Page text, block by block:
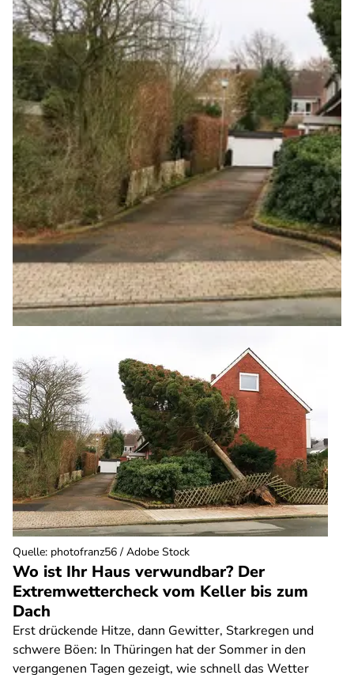
Wo ist Ihr Haus verwundbar? Der
Extremwettercheck vom Keller bis zum
Dach
Erst drückende Hitze, dann Gewitter, Starkregen und
schwere Böen: In Thüringen hat der Sommer in den
vergangenen Tagen gezeigt, wie schnell das Wetter
Quelle: photofranz56 / Adobe Stock